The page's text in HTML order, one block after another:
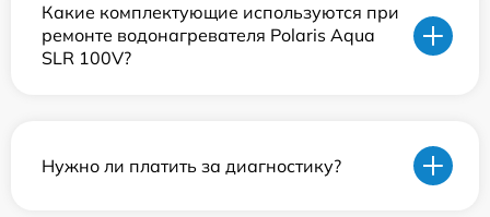
Какие комплектующие используются при
ремонте водонагревателя Polaris Aqua
SLR 100V?
Нужно ли платить за диагностику?